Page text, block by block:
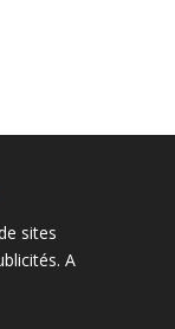
sites
A